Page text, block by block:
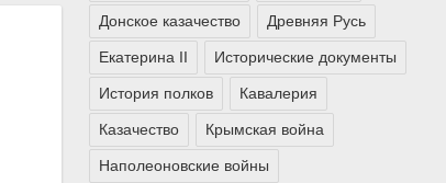
Донское казачество Древняя Русь
Екатерина II Исторические документы
История полков Кавалерия
Казачество Крымская война
Наполеоновские войны